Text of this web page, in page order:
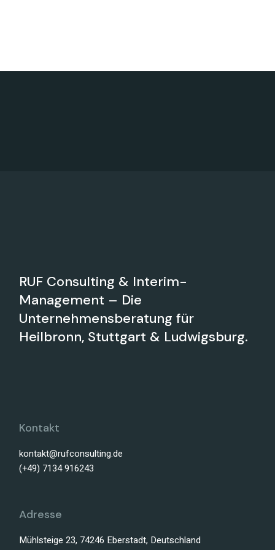
RUF Consulting & Interim-
Management – Die
Unternehmensberatung für
Heilbronn, Stuttgart & Ludwigsburg.
Kontakt
kontakt@rufconsulting.de
(+49) 7134 916243
Adresse
Mühlsteige 23, 74246 Eberstadt, Deutschland